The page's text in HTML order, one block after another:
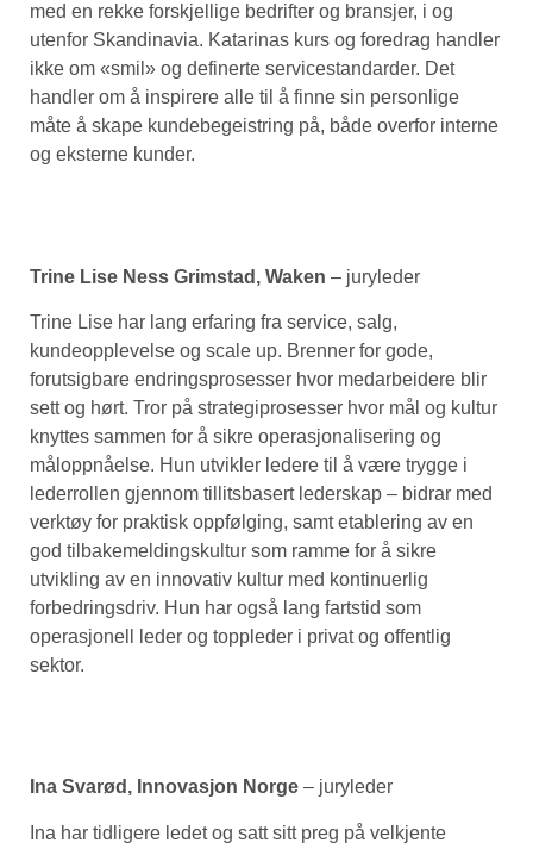
med en rekke forskjellige bedrifter og bransjer, i og
utenfor Skandinavia. Katarinas kurs og foredrag handler
ikke om «smil» og definerte servicestandarder. Det
handler om å inspirere alle til å finne sin personlige
måte å skape kundebegeistring på, både overfor interne
og eksterne kunder.
Trine Lise Ness Grimstad, Waken – juryleder
Trine Lise har lang erfaring fra service, salg,
kundeopplevelse og scale up. Brenner for gode,
forutsigbare endringsprosesser hvor medarbeidere blir
sett og hørt. Tror på strategiprosesser hvor mål og kultur
knyttes sammen for å sikre operasjonalisering og
måloppnåelse. Hun utvikler ledere til å være trygge i
lederrollen gjennom tillitsbasert lederskap – bidrar med
verktøy for praktisk oppfølging, samt etablering av en
god tilbakemeldingskultur som ramme for å sikre
utvikling av en innovativ kultur med kontinuerlig
forbedringsdriv. Hun har også lang fartstid som
operasjonell leder og toppleder i privat og offentlig
sektor.
Ina Svarød, Innovasjon Norge – juryleder
Ina har tidligere ledet og satt sitt preg på velkjente